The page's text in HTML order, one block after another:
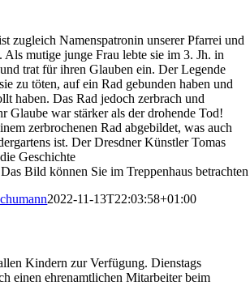
zugleich Namenspatronin unsererPfarrei und
Als mutige junge Fraulebte sie im 3. Jh. in
trat für ihrenGlauben ein. Der Legende
zutöten, auf ein Rad gebunden haben und
haben. Das Rad jedoch zerbrach und
Glaube war stärker als der drohende Tod!
zerbrochenen Rad abgebildet,was auch
ist. Der Dresdner Künstler Tomas
Geschichte
Bild können Sie im Treppenhaus betrachten
2022-11-13T22:03:58+01:00
Kindern zur Verfügung. Dienstags
einen ehrenamtlichen Mitarbeiter beim